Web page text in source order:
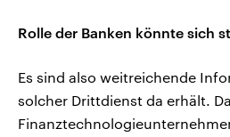
Rolle der Banken könnte sich
Es sind also weitreichende
solcher Drittdienst da erhält.